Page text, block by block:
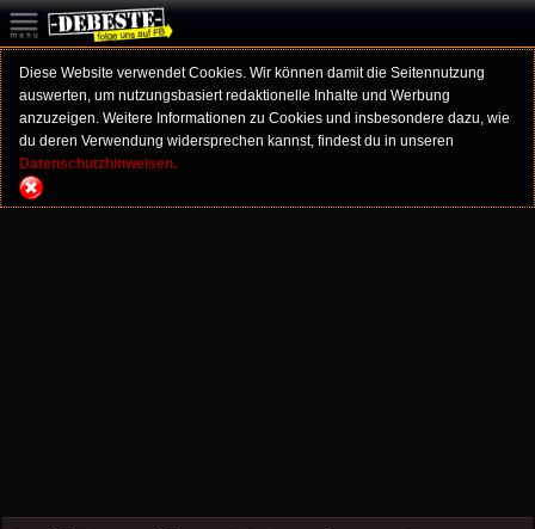
Diese Website verwendet Cookies. Wir können damit die Seitennutzung
auswerten, um nutzungsbasiert redaktionelle Inhalte und Werbung
anzuzeigen. Weitere Informationen zu Cookies und insbesondere dazu, wie
du deren Verwendung widersprechen kannst, findest du in unseren
Datenschutzhinweisen.